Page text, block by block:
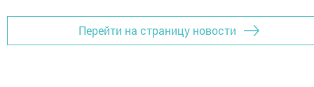
Перейти на страницу новости